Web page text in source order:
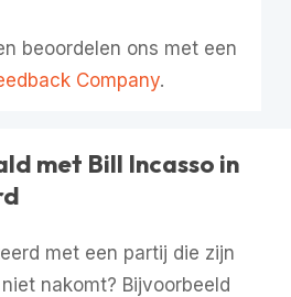
beoordelen ons met een
Company.
met Bill Incasso in
met een partij die zijn
nakomt? Bijvoorbeeld